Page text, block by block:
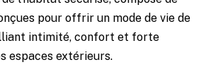
pour offrir un mode de vie de
intimité, confort et forte
espaces extérieurs.